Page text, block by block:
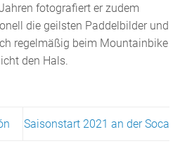
fotografiert er zudem
die geilsten Paddelbilder und
regelmäßig beim Mountainbike
den Hals.
Saisonstart 2021 an der Soca